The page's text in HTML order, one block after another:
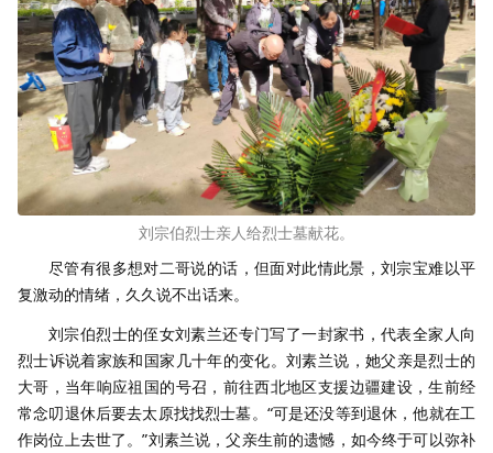
刘宗伯烈士亲人给烈士墓献花。
尽管有很多想对二哥说的话，但面对此情此景，刘宗宝难以平
复激动的情绪，久久说不出话来。
刘宗伯烈士的侄女刘素兰还专门写了一封家书，代表全家人向
烈士诉说着家族和国家几十年的变化。刘素兰说，她父亲是烈士的
大哥，当年响应祖国的号召，前往西北地区支援边疆建设，生前经
常念叨退休后要去太原找找烈士墓。“可是还没等到退休，他就在工
作岗位上去世了。”刘素兰说，父亲生前的遗憾，如今终于可以弥补